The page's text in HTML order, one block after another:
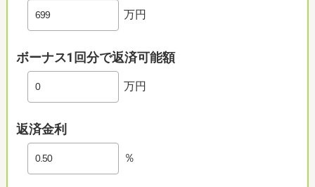
万円
ボーナス1回分で返済可能額
万円
返済金利
％